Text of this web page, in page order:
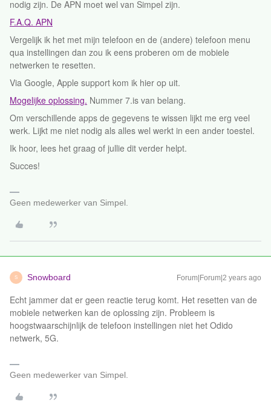
nodig zijn. De APN moet wel van Simpel zijn.
F.A.Q. APN
Vergelijk ik het met mijn telefoon en de (andere) telefoon menu
qua instellingen dan zou ik eens proberen om de mobiele
netwerken te resetten.
Via Google, Apple support kom ik hier op uit.
Mogelijke oplossing. Nummer 7.is van belang.
Om verschillende apps de gegevens te wissen lijkt me erg veel
werk. Lijkt me niet nodig als alles wel werkt in een ander toestel.
Ik hoor, lees het graag of jullie dit verder helpt.
Succes!
Geen medewerker van Simpel.
S Snowboard Forum|Forum|2 years ago
Echt jammer dat er geen reactie terug komt. Het resetten van de
mobiele netwerken kan de oplossing zijn. Probleem is
hoogstwaarschijnlijk de telefoon instellingen niet het Odido
netwerk, 5G.
Geen medewerker van Simpel.